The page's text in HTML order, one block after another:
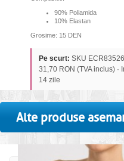
90% Poliamida
10% Elastan
Grosime: 15 DEN
Pe scurt: SKU ECR83526
31,70 RON (TVA inclus) ·
14 zile
Alte produse